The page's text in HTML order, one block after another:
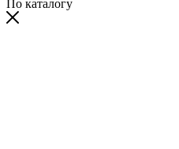
По каталогу